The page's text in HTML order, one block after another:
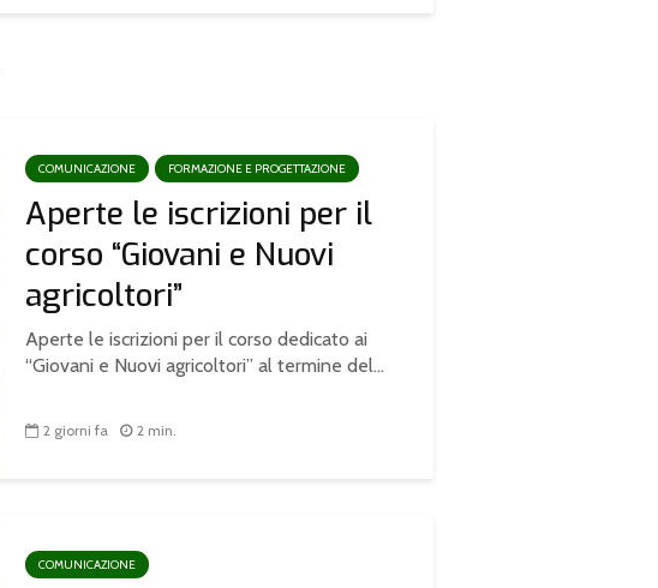
COMUNICAZIONE FORMAZIONE E PROGETTAZIONE
Aperte le iscrizioni per il
corso “Giovani e Nuovi
agricoltori”
Aperte le iscrizioni per il corso dedicato ai
“Giovani e Nuovi agricoltori” al termine del...
2 giorni fa 2 min.
COMUNICAZIONE